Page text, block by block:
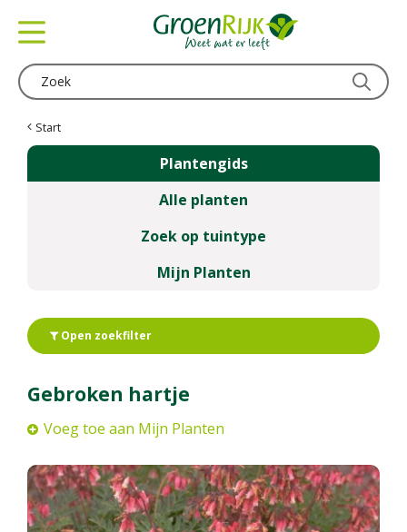
Start
Plantengids
Alle planten
Zoek op tuintype
Mijn Planten
Open zoekfilter
Gebroken hartje
Voeg toe aan Mijn Planten